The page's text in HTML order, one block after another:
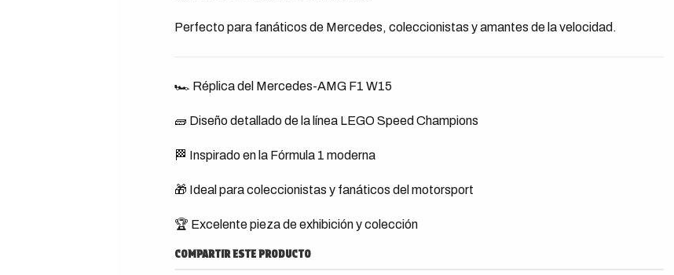
Perfecto para fanáticos de Mercedes, coleccionistas y amantes de la velocidad.
🏎️ Réplica del Mercedes-AMG F1 W15
🧱 Diseño detallado de la línea LEGO Speed Champions
🏁 Inspirado en la Fórmula 1 moderna
🎁 Ideal para coleccionistas y fanáticos del motorsport
🏆 Excelente pieza de exhibición y colección
COMPARTIR ESTE PRODUCTO